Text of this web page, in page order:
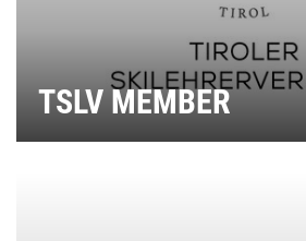
TSLV MEMBER